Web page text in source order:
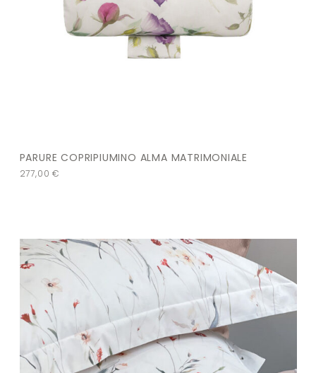
PARURE COPRIPIUMINO ALMA MATRIMONIALE
277,00€